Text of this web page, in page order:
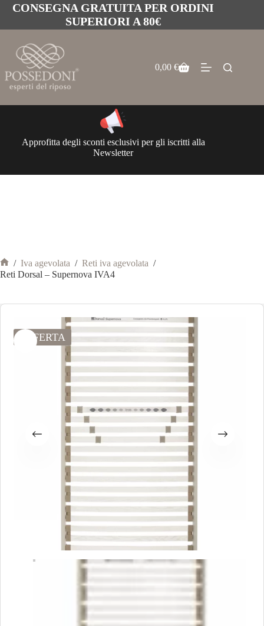
CONSEGNA GRATUITA PER ORDINI
SUPERIORI A 80€
0,00€
Approfitta degli sconti esclusivi per gli iscritti alla
Newsletter
/ Iva agevolata / Reti iva agevolata /
Reti Dorsal – Supernova IVA4
OFFERTA